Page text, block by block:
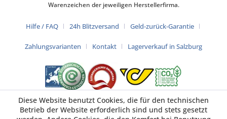
Warenzeichen der jeweiligen Herstellerfirma.
Hilfe / FAQ 24h Blitzversand Geld-zurück-Garantie
Zahlungsvarianten Kontakt Lagerverkauf in Salzburg
Diese Website benutzt Cookies, die für den technischen
Betrieb der Website erforderlich sind und stets gesetzt